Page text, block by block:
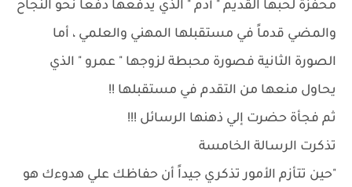
محفزة لحبها القديم " أدم " الذي يدفعها دفعاً نحو النجاح
والمضي قدماً في مستقبلها المهني والعلمي ، أما
الصورة الثانية فصورة محبطة لزوجها " عمرو " الذي
يحاول منعها من التقدم في مستقبلها !!
ثم فجأة حضرت إلي ذهنها الرسائل !!!
تذكرت الرسالة الخامسة
"حين تتأزم الأمور تذكري جيداً أن حفاظك علي هدوءك هو